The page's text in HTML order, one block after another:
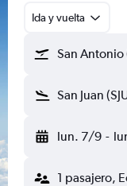
Ida y vuelta
San Antonio
San Juan
lun. 7/9 -
1 pasajero,